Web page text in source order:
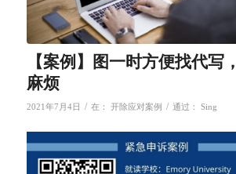
【案例】图一时方便找代写
麻烦
2021年7月4日 / 在： 开除应对案例 / 通过： Sing